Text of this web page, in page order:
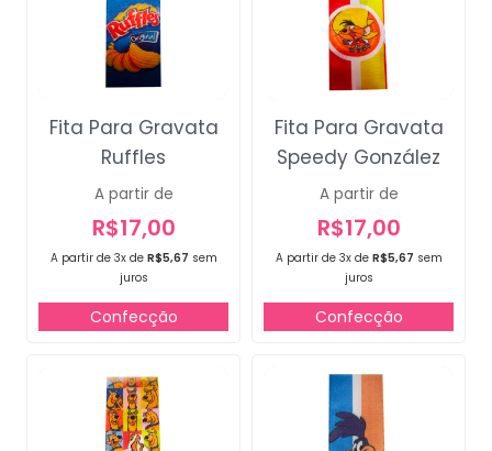
A partir de 3x de R$5,67 sem
juros
Fita Para Gravata
Ruffles
A partir de
R$17,00
Confecção
A partir de 3x de R$5,67 sem
juros
Fita Para Gravata
Speedy González
A partir de
R$17,00
Confecção